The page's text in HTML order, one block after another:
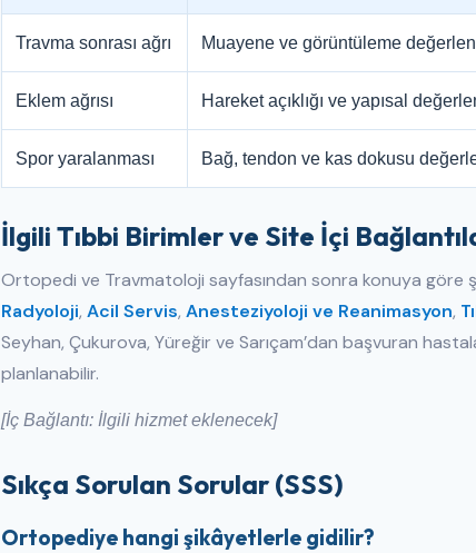
Travma sonrası ağrı Muayene ve görüntüleme
Eklem ağrısı Hareket açıklığı ve yapısal
Spor yaralanması Bağ, tendon ve kas dokusu
İlgili Tıbbi Birimler ve Site İçi
Ortopedi ve Travmatoloji sayfasından sonra konuya göre
Radyoloji, Acil Servis, Anesteziyoloji ve Reanimasyon,
Seyhan, Çukurova, Yüreğir ve Sarıçam’dan başvuran
planlanabilir.
[İç Bağlantı: İlgili hizmet eklenecek]
Sıkça Sorulan Sorular (SSS)
Ortopediye hangi şikâyetlerle gidilir?